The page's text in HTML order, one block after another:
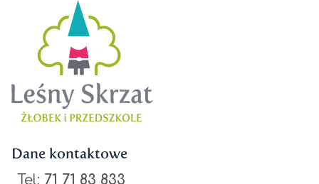
Dane kontaktowe
Tel: 71 71 83 833